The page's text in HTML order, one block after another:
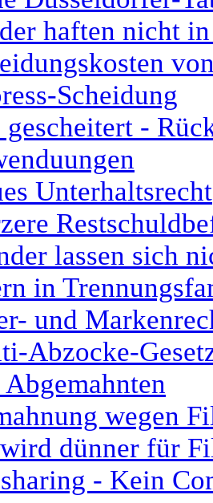
haften nicht
Scheidung
gescheitert -
Unterhaltsrecht
lassen sich
in
und
Abzocke-
wegen
dünner für
- Kein